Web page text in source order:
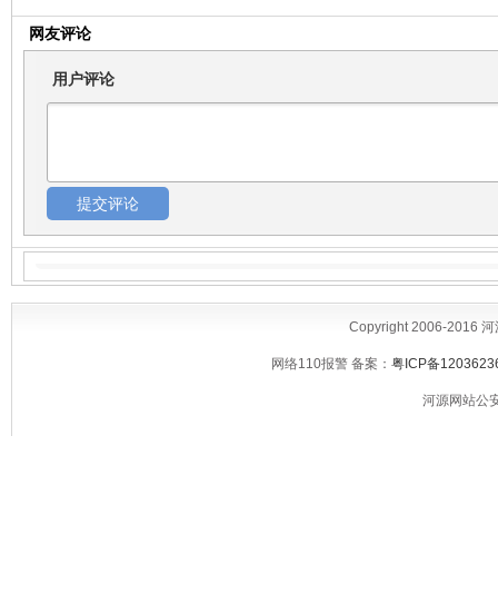
网友评论
用户评论
Copyright 2006-2016
网络110报警 备案： 粤ICP备
河源网站公